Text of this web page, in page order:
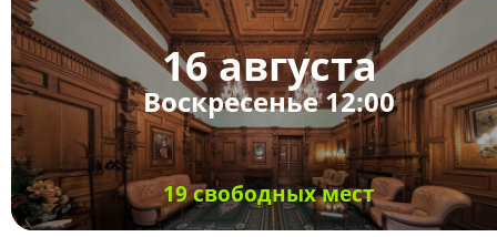
16 августа
Воскресенье 12:00
19 свободных мест